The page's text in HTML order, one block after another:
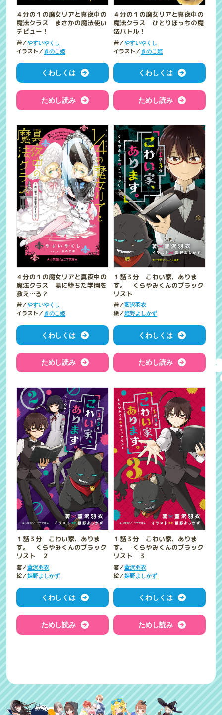
４分の１の魔女リアと真夜中の
魔法クラス まさかの魔法使い
デビュー！
著／やすいやくし
イラスト／ きのこ姫
くわしくは
ためし読み
４分の１の魔女リアと真夜中の
魔法クラス ひとりぼっちの魔
法バトル！
著／やすいやくし
イラスト／ きのこ姫
くわしくは
ためし読み
４分の１の魔女リアと真夜中の
魔法クラス 黒に堕ちた学園を
救え…る？
著／やすいやくし
イラスト／ きのこ姫
くわしくは
ためし読み
１話３分 こわい家、ありま
す。 くらやみくんのブラック
リスト
著／藍沢羽衣
絵／姫野よしかず
くわしくは
ためし読み
１話３分 こわい家、ありま
す。 くらやみくんのブラック
リスト ２
著／藍沢羽衣
絵／姫野よしかず
くわしくは
ためし読み
１話３分 こわい家、ありま
す。 くらやみくんのブラック
リスト ３
著／藍沢羽衣
絵／姫野よしかず
くわしくは
ためし読み